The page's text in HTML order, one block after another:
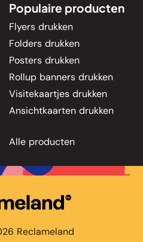
Populaire producten
Flyers drukken
Folders drukken
Posters drukken
Rollup banners drukken
Visitekaartjes drukken
Ansichtkaarten drukken
Alle producten
Reclameland